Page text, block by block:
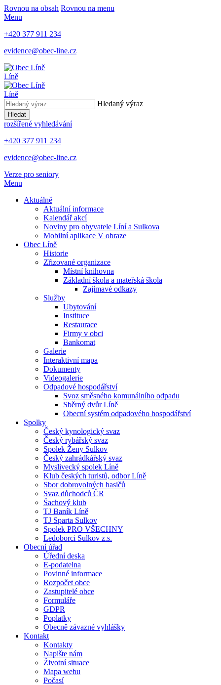
Rovnou na obsah Rovnou na menu
Menu
+420 377 911 234
evidence@obec-line.cz
Líně
Líně
Hledaný výraz
Hledat
rozšířené vyhledávání
+420 377 911 234
evidence@obec-line.cz
Verze pro seniory
Menu
Aktuálně
Aktuální informace
Kalendář akcí
Noviny pro obyvatele Líní a Sulkova
Mobilní aplikace V obraze
Obec Líně
Historie
Zřizované organizace
Místní knihovna
Základní škola a mateřská škola
Zajímavé odkazy
Služby
Ubytování
Instituce
Restaurace
Firmy v obci
Bankomat
Galerie
Interaktivní mapa
Dokumenty
Videogalerie
Odpadové hospodářství
Svoz směsného komunálního odpadu
Sběrný dvůr Líně
Obecní systém odpadového hospodářství
Spolky
Český kynologický svaz
Český rybářský svaz
Spolek Ženy Sulkov
Český zahrádkářský svaz
Myslivecký spolek Líně
Klub českých turistů, odbor Líně
Sbor dobrovolných hasičů
Svaz důchodců ČR
Šachový klub
TJ Baník Líně
TJ Sparta Sulkov
Spolek PRO VŠECHNY
Ledoborci Sulkov z.s.
Obecní úřad
Úřední deska
E-podatelna
Povinné informace
Rozpočet obce
Zastupitelé obce
Formuláře
GDPR
Poplatky
Obecně závazné vyhlášky
Kontakt
Kontakty
Napište nám
Životní situace
Mapa webu
Počasí